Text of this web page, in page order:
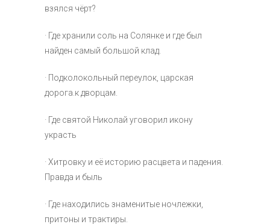
взялся чёрт?
· Где хранили соль на Солянке и где был
найден самый большой клад.
· Подколокольный переулок, царская
дорога.к дворцам.
· Где святой Николай уговорил икону
украсть
· Хитровку и её историю расцвета и падения.
Правда и быль
· Где находились знаменитые ночлежки,
притоны и трактиры.